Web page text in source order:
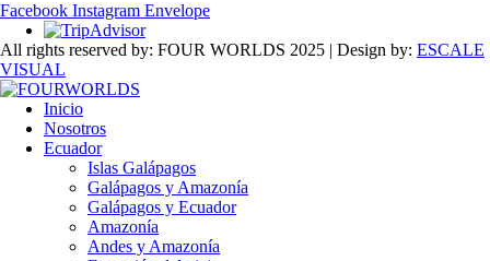
Facebook Instagram Envelope
All rights reserved by: FOUR WORLDS 2025 | Design by: ESCALE
VISUAL
Inicio
Nosotros
Ecuador
Islas Galápagos
Galápagos y Amazonía
Galápagos y Ecuador
Amazonía
Andes y Amazonía